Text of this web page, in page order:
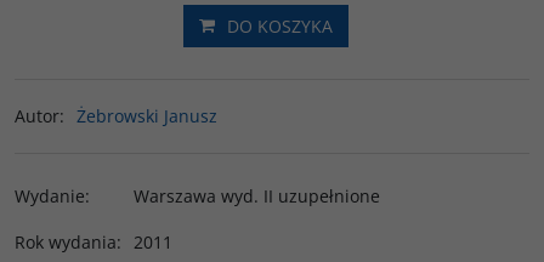
DO KOSZYKA
Autor: Żebrowski Janusz
Wydanie:
Warszawa wyd. II uzupełnione
Rok wydania: 2011